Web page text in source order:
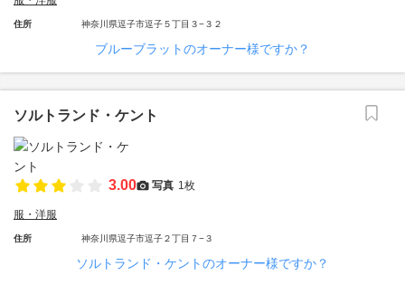
住所 神奈川県逗子市逗子５丁目３−３２
ブルーブラットのオーナー様ですか？
ソルトランド・ケント
3.00 写真 1枚
服・洋服
住所 神奈川県逗子市逗子２丁目７−３
ソルトランド・ケントのオーナー様ですか？